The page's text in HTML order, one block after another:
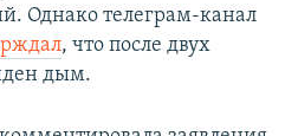
Однако телеграм-канал
, что после двух
дым.